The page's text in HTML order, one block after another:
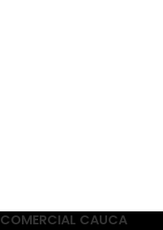
COMERCIAL CAUCA